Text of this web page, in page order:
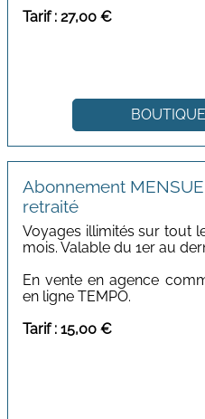
Tarif : 27,00 €
Abonnement
retraité
Voyages illimités sur tout
mois. Valable du 1er au
En vente en agence
en ligne TEMPO.
Tarif : 15,00 €